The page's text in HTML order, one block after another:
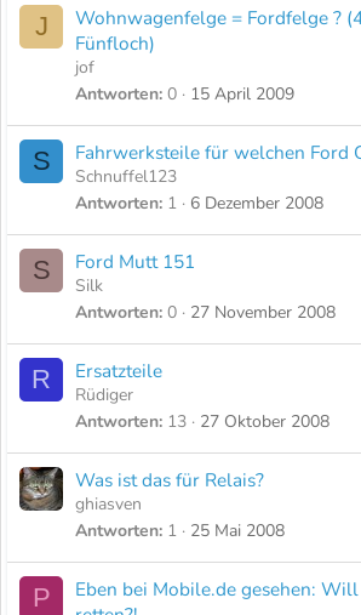
J
Wohnwagenfelge = Fordfelge ?
Fünfloch)
jof
Antworten 0 15 April 2009
S Fahrwerksteile für welchen Ford
Schnuffel123
Antworten 1 6 Dezember 2008
S Ford Mutt 151
Silk
Antworten 0 27 November 2008
R Ersatzteile
Rüdiger
Antworten 13 27 Oktober 2008
Was ist das für Relais?
ghiasven
Antworten 1 25 Mai 2008
P
Eben bei Mobile.de gesehen: